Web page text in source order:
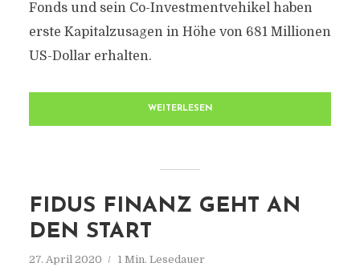
Fonds und sein Co-Investmentvehikel haben
erste Kapitalzusagen in Höhe von 681 Millionen
US-Dollar erhalten.
WEITERLESEN
FIDUS FINANZ GEHT AN
DEN START
27. April 2020 1 Min. Lesedauer